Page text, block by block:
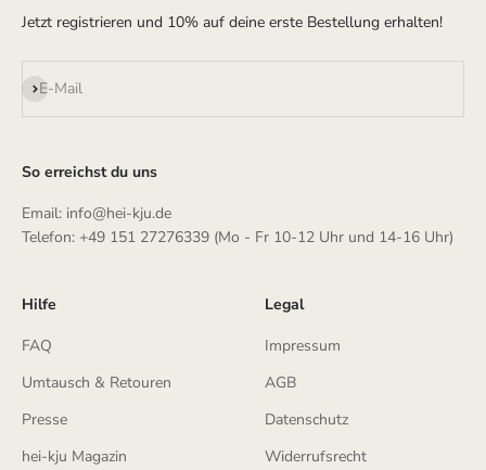
Jetzt registrieren und 10% auf deine erste Bestellung erhalten!
E-Mail
Abonnieren
So erreichst du uns
Email: info@hei-kju.de
Telefon: +49 151 27276339 (Mo - Fr 10-12 Uhr und 14-16 Uhr)
Hilfe
FAQ
Umtausch & Retouren
Presse
hei-kju Magazin
Legal
Impressum
AGB
Datenschutz
Widerrufsrecht